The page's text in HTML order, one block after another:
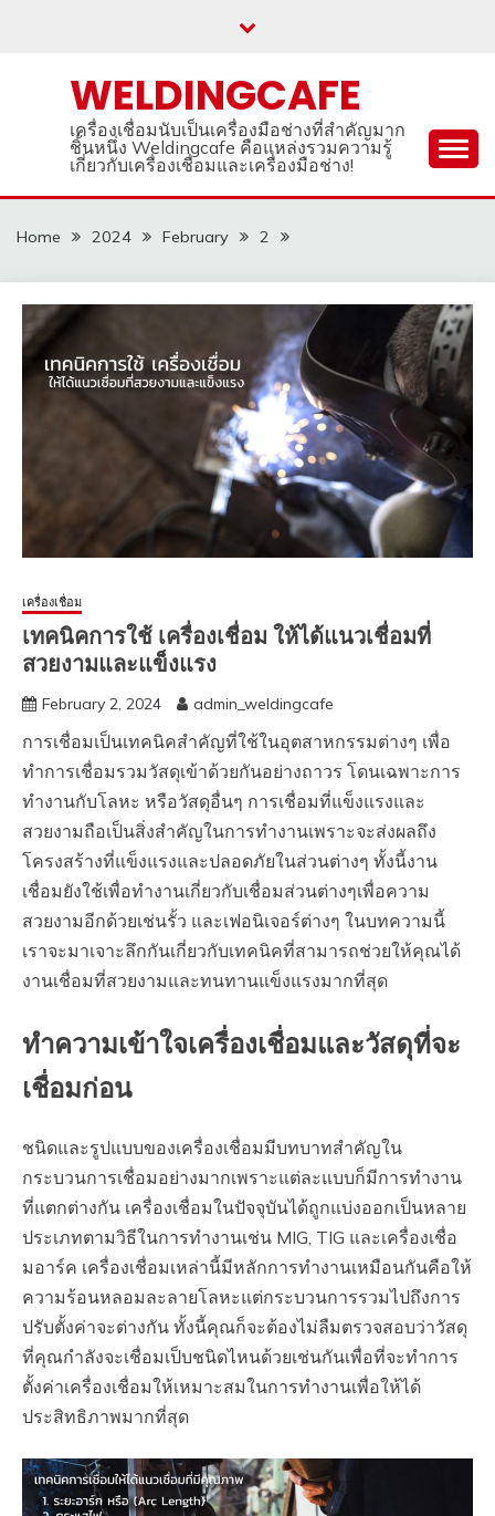
WELDINGCAFE
เครื่องเชื่อมนับเป็นเครื่องมือช่างที่สำคัญมาก
ชิ้นหนึ่ง Weldingcafe คือแหล่งรวมความรู้
เกี่ยวกับเครื่องเชื่อมและเครื่องมือช่าง!
Home 2024 February 2
เครื่องเชื่อม
เทคนิคการใช้ เครื่องเชื่อม ให้ได้แนวเชื่อมที่
สวยงามและแข็งแรง
February 2, 2024 admin_weldingcafe
การเชื่อมเป็นเทคนิคสำคัญที่ใช้ในอุตสาหกรรมต่างๆ เพื่อ
ทำการเชื่อมรวมวัสดุเข้าด้วยกันอย่างถาวร โดนเฉพาะการ
ทำงานกับโลหะ หรือวัสดุอื่นๆ การเชื่อมที่แข็งแรงและ
สวยงามถือเป็นสิ่งสำคัญในการทำงานเพราะจะส่งผลถึง
โครงสร้างที่แข็งแรงและปลอดภัยในส่วนต่างๆ ทั้งนี้งาน
เชื่อมยังใช้เพื่อทำงานเกี่ยวกับเชื่อมส่วนต่างๆเพื่อความ
สวยงามอีกด้วยเช่นรั้ว และเฟอนิเจอร์ต่างๆ ในบทความนี้
เราจะมาเจาะลึกกันเกี่ยวกับเทคนิคที่สามารถช่วยให้คุณได้
งานเชื่อมที่สวยงามและทนทานแข็งแรงมากที่สุด
ทำความเข้าใจเครื่องเชื่อมและวัสดุที่จะ
เชื่อมก่อน
ชนิดและรูปแบบของเครื่องเชื่อมมีบทบาทสำคัญใน
กระบวนการเชื่อมอย่างมากเพราะแต่ละแบบก็มีการทำงาน
ที่แตกต่างกัน เครื่องเชื่อมในปัจจุบันได้ถูกแบ่งออกเป็นหลาย
ประเภทตามวิธีในการทำงานเช่น MIG, TIG และเครื่องเชื่อ
มอาร์ค เครื่องเชื่อมเหล่านี้มีหลักการทำงานเหมือนกันคือให้
ความร้อนหลอมละลายโลหะแต่กระบวนการรวมไปถึงการ
ปรับตั้งค่าจะต่างกัน ทั้งนี้คุณก็จะต้องไม่ลืมตรวจสอบว่าวัสดุ
ที่คุณกำลังจะเชื่อมเป็บชนิดไหนด้วยเช่นกันเพื่อที่จะทำการ
ตั้งค่าเครื่องเชื่อมให้เหมาะสมในการทำงานเพื่อให้ได้
ประสิทธิภาพมากที่สุด